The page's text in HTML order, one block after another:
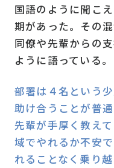
国語のように聞こ
期があった。その
同僚や先輩からの
ように語っている。
部署は４名という
助け合うことが普
先輩が手厚く教え
域でやれるか不安
れることなく乗り